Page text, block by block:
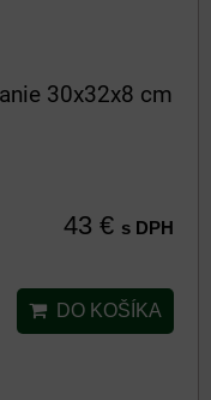
30x32x8 cm
43 € s DPH
DO KOŠÍKA